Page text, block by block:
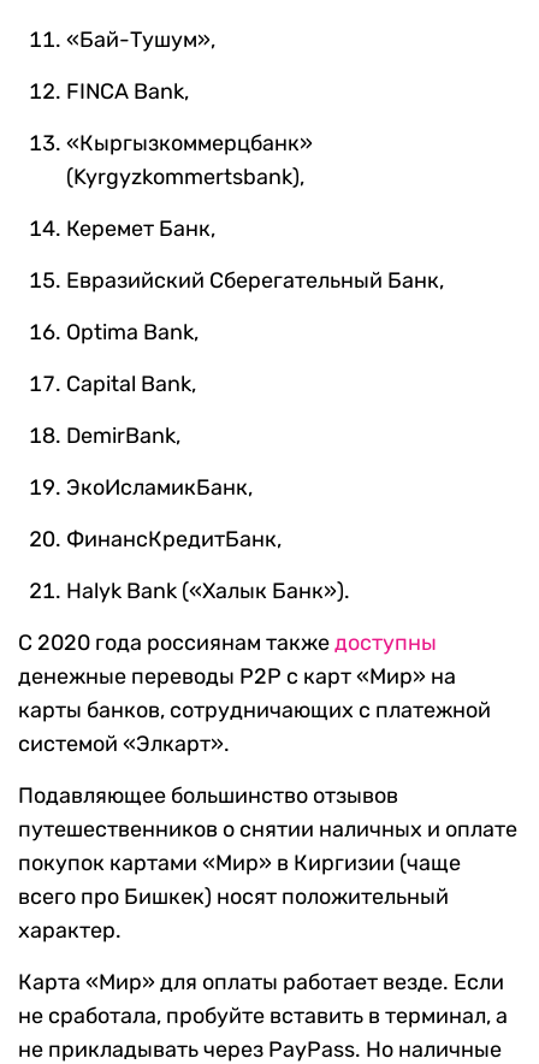
«Бай-Тушум»,
FINCA Bank,
«Кыргызкоммерцбанк»
(Kyrgyzkommertsbank),
Керемет Банк,
Евразийский Сберегательный Банк,
Optima Bank,
Capital Bank,
DemirBank,
ЭкоИсламикБанк,
ФинансКредитБанк,
Halyk Bank («Халык Банк»).
С 2020 года россиянам такжедоступны
денежные переводы Р2Р с карт «Мир» на
карты банков, сотрудничающих с платежной
системой «Элкарт».
Подавляющее большинство отзывов
путешественников о снятии наличных и оплате
покупок картами «Мир» в Киргизии (чаще
всего про Бишкек) носят положительный
характер.
Карта «Мир» для оплаты работает везде. Если
не сработала, пробуйте вставить в терминал, а
не прикладывать через PayPass. Но наличные